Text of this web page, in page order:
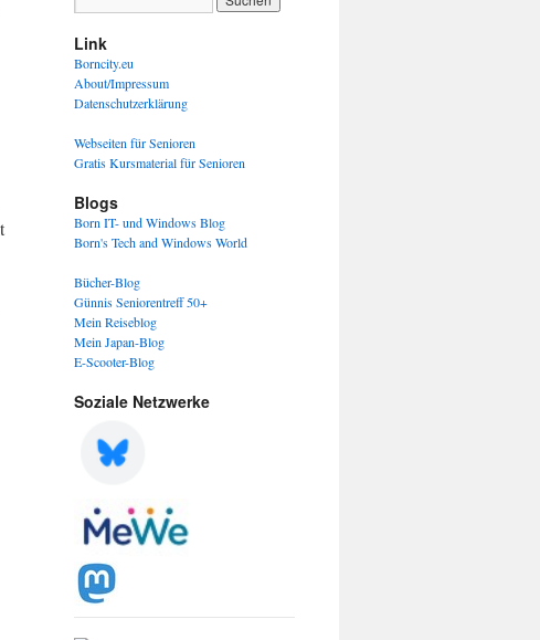
Link
Borncity.eu
About/Impressum
Datenschutzerklärung
Webseiten für Senioren
Gratis Kursmaterial für Senioren
Blogs
Born IT- und Windows Blog
Born's Tech and Windows World
Bücher-Blog
Günnis Seniorentreff 50+
Mein Reiseblog
Mein Japan-Blog
E-Scooter-Blog
Soziale Netzwerke